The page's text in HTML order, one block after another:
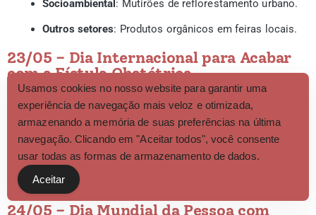
Socioambiental : Mutirões de reflorestamento urbano.
Outros setores: Produtos orgânicos em feiras locais.
23/05 – Dia Internacional para Acabar
com a Fístula Obstétrica
Medicina : Cirurgiões divulgam tratamentos acessíveis.
Socioambiental: Fundos para cirurgias em mulheres
carentes.
Outros setores
pacientes.
24/05 – Dia Mundial da Pessoa com
Usamos cookies no nosso website para garantir uma
experiência de navegação mais veloz e otimizada,
armazenando a memória de suas preferências na última
navegação. Clicando em "Aceitar todos", você consente
usar todas as formas de armazenamento de dados.
Aceitar